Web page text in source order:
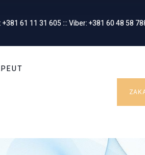
+381 61 11 31 605 ::: Viber: +381 60 48 58